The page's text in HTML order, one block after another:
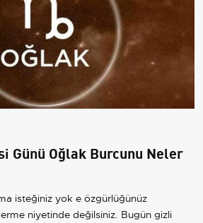
Günü Oğlak Burcunu Neler
isteğiniz yok e özgürlüğünüz
niyetinde değilsiniz. Bugün gizli